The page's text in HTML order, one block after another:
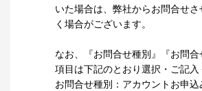
いた場合は、弊社からお問合せ
く場合がございます。
なお、『お問合せ種別』『お問
項目は下記のとおり選択・ご記入
お問合せ種別：アカウントお申込